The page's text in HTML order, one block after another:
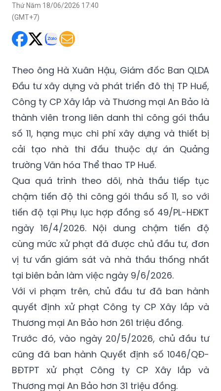
Thứ Năm 18/06/2026 17:40
(GMT+7)
Theo ông Hà Xuân Hậu, Giám đốc Ban QLDA
Đầu tư xây dựng và phát triển đô thị TP Huế,
Công ty CP Xây lắp và Thương mại An Bảo là
thành viên trong liên danh thi công gói thầu
số 11, hạng mục chi phí xây dựng và thiết bị
cải tạo nhà thi đấu thuộc dự án Quảng
trường Văn hóa Thể thao TP Huế.
Qua quá trình theo dõi, nhà thầu tiếp tục
chậm tiến độ thi công gói thầu số 11, so với
tiến độ tại Phụ lục hợp đồng số 49/PL-HĐKT
ngày 16/4/2026. Nội dung chậm tiến độ
cùng mức xử phạt đã được chủ đầu tư, đơn
vị tư vấn giám sát và nhà thầu thống nhất
tại biên bản làm việc ngày 9/6/2026.
Với vi phạm trên, chủ đầu tư đã ban hành
quyết định xử phạt Công ty CP Xây lắp và
Thương mại An Bảo hơn 261 triệu đồng.
Trước đó, vào ngày 20/5/2026, chủ đầu tư
cũng đã ban hành Quyết định số 1046/QĐ-
BĐTPT xử phạt Công ty CP Xây lắp và
Thương mại An Bảo hơn 31 triệu đồng.